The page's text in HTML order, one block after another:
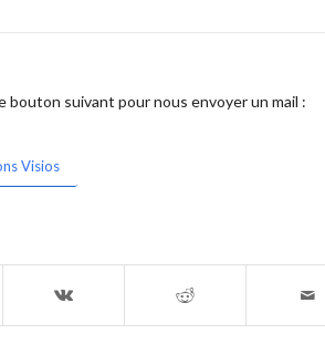
suivant pour nous envoyer un mail :
Visios